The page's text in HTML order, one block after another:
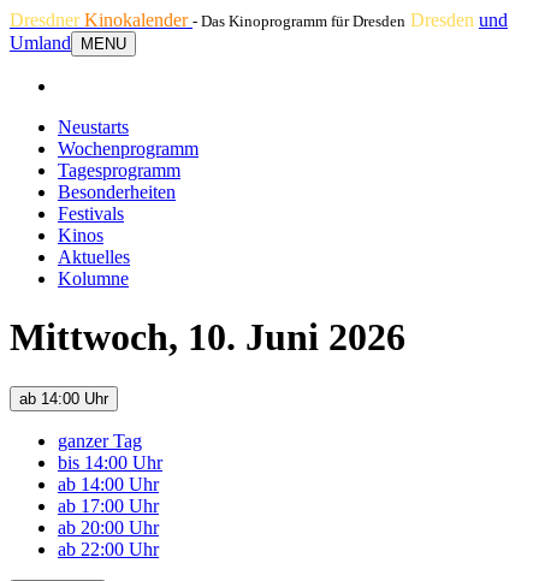
DresdnerKinokalender - Das Kinoprogramm für Dresden Dresden und
Umland
MENU
Neustarts
Wochenprogramm
Tagesprogramm
Besonderheiten
Festivals
Kinos
Aktuelles
Kolumne
Mittwoch, 10. Juni 2026
ab 14:00 Uhr
ganzer Tag
bis 14:00 Uhr
ab 14:00 Uhr
ab 17:00 Uhr
ab 20:00 Uhr
ab 22:00 Uhr